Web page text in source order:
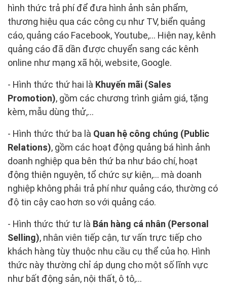
hình thức trả phí để đưa hình ảnh sản phẩm,
thương hiệu qua các công cụ như TV, biển quảng
cáo, quảng cáo Facebook, Youtube,... Hiện nay, kênh
quảng cáo đã dần được chuyển sang các kênh
online như mạng xã hội, website, Google.
- Hình thức thứ hai là Khuyến mãi (Sales
Promotion), gồm các chương trình giảm giá, tặng
kèm, mẫu dùng thử,...
- Hình thức thứ ba là Quan hệ công chúng (Public
Relations), gồm các hoạt động quảng bá hình ảnh
doanh nghiệp qua bên thứ ba như báo chí, hoạt
động thiện nguyện, tổ chức sự kiện,... mà doanh
nghiệp không phải trả phí như quảng cáo, thường có
độ tin cậy cao hơn so với quảng cáo.
- Hình thức thứ tư là Bán hàng cá nhân (Personal
Selling), nhân viên tiếp cận, tư vấn trực tiếp cho
khách hàng tùy thuộc nhu cầu cụ thể của họ. Hình
thức này thường chỉ áp dụng cho một số lĩnh vực
như bất động sản, nội thất, ô tô,...